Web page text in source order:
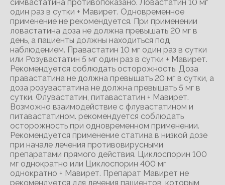
симвастатина противопоказано. Ловастатин 10 мг
один раз в сутки + Мавирет. Одновременное
применение не рекомендуется. При применении
ловастатина доза не должна превышать 20 мг в
день, а пациенты должны находиться под
наблюдением. Правастатин 10 мг один раз в сутки
или Розувастатин 5 мг один раз в сутки + Мавирет.
Рекомендуется соблюдать осторожность. Доза
правастатина не должна превышать 20 мг в сутки, а
доза розувастатина не должна превышать 5 мг в
сутки. Флувастатин, питавастатин + Мавирет.
Возможно взаимодействие с флувастатином и
питавастатином. рекомендуется соблюдать
осторожность при одновременном применении.
Рекомендуется применение статина в низкой дозе
при начале лечения противовирусными
препаратами прямого действия. Циклоспорин 100
мг однократно или Циклоспорин 400 мг
однократно + Мавирет. Препарат Мавирет не
рекомендуется для лечения пациентов, которым